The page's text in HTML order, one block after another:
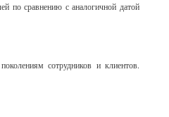
по сравнению с аналогичной датой
сотрудников и клиентов.